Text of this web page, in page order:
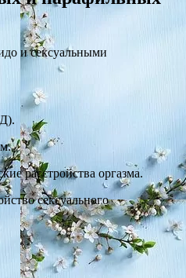
и сексуальными
расстройства оргазма.
сексуального